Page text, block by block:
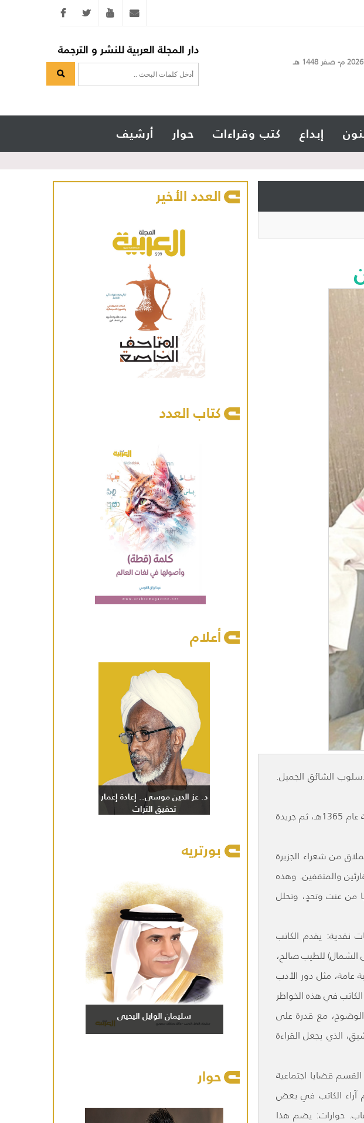
دار المجلة العربية للنشر و الترجمة
إبداع كتب وقراءات حوار أرشيف
الشائق الجميل.
وقد لمع اسمه في البداية من منبر جريدة (البلاد السعودية) الرائدة، التي صدرت بمكة المكرمة عام 1365هـ، ثم جريدة
من شعراء الجزيرة
والمثقفين. وهذه
من عنت وتحدٍ، وتحلل
نقدية: يقدم الكاتب
الشمال) للطيب صالح،
عامة، مثل دور الأدب
في هذه الخواطر
مع قدرة على
الذي يجعل القراءة
هذا القسم قضايا اجتماعية
آراء الكاتب في بعض
حوارات: يضم هذا
العدد الأخير
كتاب العدد
أعلام
د. عز الدين موسى.. إعادة إعمار
تحقيق التراث
بورتريه
سليمان الوايل اليحيى
حوار